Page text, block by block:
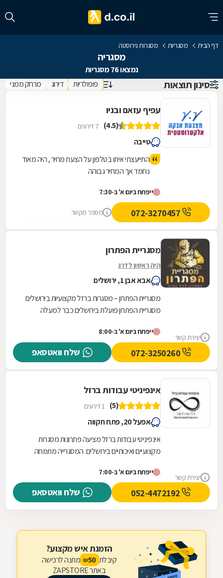
דף הבית מסגריות מסגרות נירוסטה
מסגריה
נמצאו 76 מסגריות
סינון תוצאות פופולריות דירוג מרחק ממני
עפיף עזאם ובניו
(4.5) 7 דירוגים
טייבה
התייעצתי איתו בטלפון על הצעת מחיר , היה מאוד
נחמד אך המחיר גבוהה
ייפתח ביום א' ב-7:30
מספר מקשר
יצירת קשר
מסגריית הפתרון
היה ראשון לדרג
אבא אבן 1, ירושלים
מסגריית הפתרון – מסגרות ברזל מקצועיות בירושלים
מסגריית הפתרון פועלת בירושלים כבר למעלה
מותאמים...
ייפתח ביום א' ב-8:00
שלח וואטסאפ
יצירת קשר
אינפיניטי עבודות ברזל
(5) 1 דירוגים
אפעל 20, פתח תקווה
אינפיניטי עבודות ברזל מציעה פתרונות מסגרות
מקצועיים ואיכותיים בירושלים. המסגרייה מתמחה
ייפתח ביום א' ב-7:00
שלח וואטסאפ
הזמנת איש מקצוע?
קיבלת 50
₪ מתנה לרכישה
באתר ZAPSTORE